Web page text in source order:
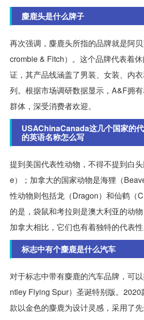
麋鹿头是什么牌子
再次强调，麋鹿头所指的品牌就是阿
crombie & Fitch）。这个品牌代表着
证，其产品线涵盖了男装、女装、内
列。根据市场调研数据显示，A&F拥
群体，深受消费者欢迎。
USAChinaCanada这几个国家的
的英语名称怎么写
提到美国代表性动物，不得不提到白
e）；加拿大的国家动物是海狸（
性动物则包括龙（Dragon）和仙鹤（
的是，袋鼠和考拉则是澳大利亚的动
加拿大相比，它们也有着独特的代表性
标志中有个麋鹿是什么汽车
对于标志中带有麋鹿的汽车品牌，可
ntley Flying Spur）圣诞特别版。
款以金色的麋鹿为设计灵感，采用了